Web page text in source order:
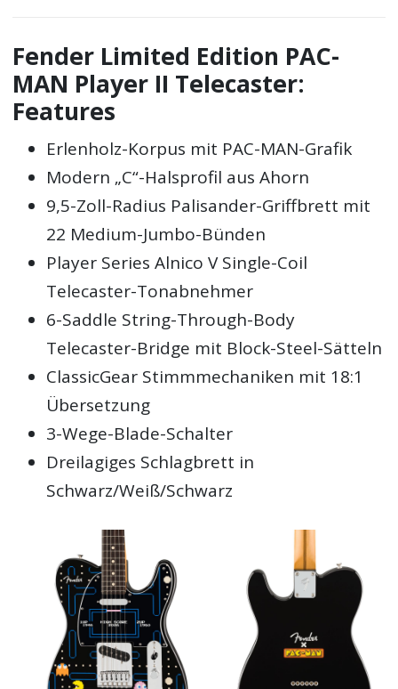
Fender Limited Edition PAC-
MAN Player II Telecaster:
Features
Erlenholz-Korpus mit PAC-MAN-Grafik
Modern „C“-Halsprofil aus Ahorn
9,5-Zoll-Radius Palisander-Griffbrett mit
22 Medium-Jumbo-Bünden
Player Series Alnico V Single-Coil
Telecaster-Tonabnehmer
6-Saddle String-Through-Body
Telecaster-Bridge mit Block-Steel-Sätteln
ClassicGear Stimmmechaniken mit 18:1
Übersetzung
3-Wege-Blade-Schalter
Dreilagiges Schlagbrett in
Schwarz/Weiß/Schwarz